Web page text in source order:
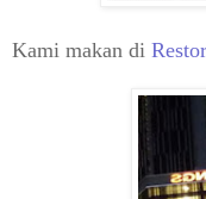
Kami makan di